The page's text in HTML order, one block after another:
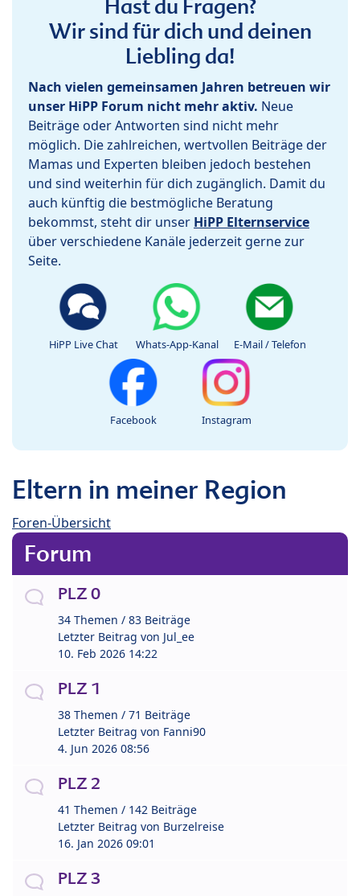
Hast du Fragen?
Wir sind für dich und deinen
Liebling da!
Nach vielen gemeinsamen Jahren betreuen wir
unser HiPP Forum nicht mehr aktiv. Neue
Beiträge oder Antworten sind nicht mehr
möglich. Die zahlreichen, wertvollen Beiträge der
Mamas und Experten bleiben jedoch bestehen
und sind weiterhin für dich zugänglich. Damit du
auch künftig die bestmögliche Beratung
bekommst, steht dir unser HiPP Elternservice
über verschiedene Kanäle jederzeit gerne zur
Seite.
HiPP Live Chat Whats-App-Kanal E-Mail / Telefon
Facebook Instagram
Eltern in meiner Region
Foren-Übersicht
Forum
PLZ 0
34 Themen / 83 Beiträge
Letzter Beitrag von Jul_ee
10. Feb 2026 14:22
PLZ 1
38 Themen / 71 Beiträge
Letzter Beitrag von Fanni90
4. Jun 2026 08:56
PLZ 2
41 Themen / 142 Beiträge
Letzter Beitrag von Burzelreise
16. Jan 2026 09:01
PLZ 3